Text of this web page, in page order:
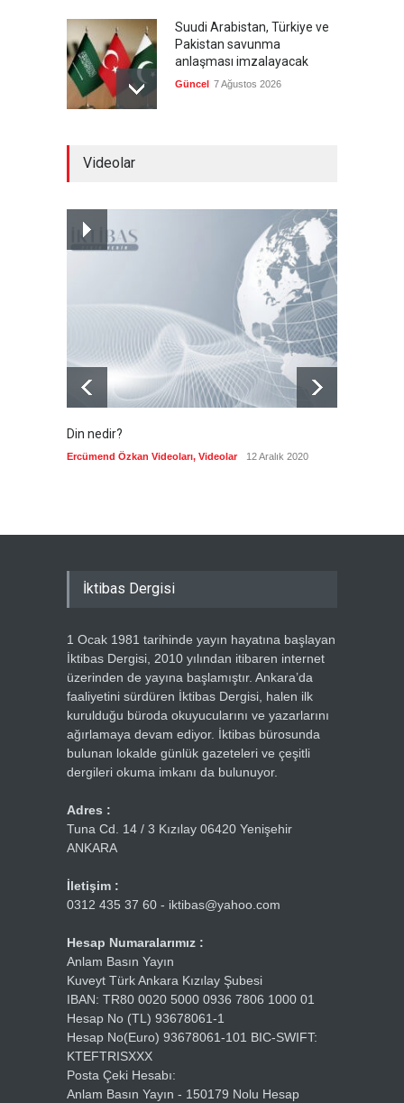
Suudi Arabistan, Türkiye ve
Pakistan savunma
anlaşması imzalayacak
Güncel 7 Ağustos 2026
İsrail'in tehdidi sonrası ABD,
yakıt ikmal uçaklarını geri
çekmeye başladı
Güncel 7 Ağustos 2026
Videolar
Din nedir?
Ercümend Özkan Videoları, Videolar 12 Aralık 2020
İktibas Dergisi
1 Ocak 1981 tarihinde yayın hayatına başlayan
İktibas Dergisi, 2010 yılından itibaren internet
üzerinden de yayına başlamıştır. Ankara’da
faaliyetini sürdüren İktibas Dergisi, halen ilk
kurulduğu büroda okuyucularını ve yazarlarını
ağırlamaya devam ediyor. İktibas bürosunda
bulunan lokalde günlük gazeteleri ve çeşitli
dergileri okuma imkanı da bulunuyor.
Adres :
Tuna Cd. 14 / 3 Kızılay 06420 Yenişehir
ANKARA
İletişim :
0312 435 37 60 - iktibas@yahoo.com
Hesap Numaralarımız :
Anlam Basın Yayın
Kuveyt Türk Ankara Kızılay Şubesi
IBAN: TR80 0020 5000 0936 7806 1000 01
Hesap No (TL) 93678061-1
Hesap No(Euro) 93678061-101 BIC-SWIFT:
KTEFTRISXXX
Posta Çeki Hesabı:
Anlam Basın Yayın - 150179 Nolu Hesap